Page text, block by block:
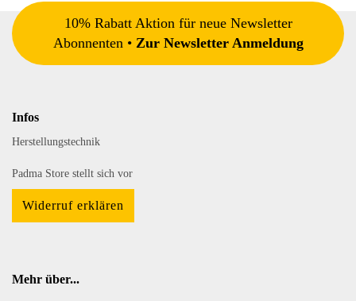
10% Rabatt Aktion für neue Newsletter
Abonnenten • Zur Newsletter Anmeldung
Infos
Herstellungstechnik
Padma Store stellt sich vor
Widerruf erklären
Mehr über...